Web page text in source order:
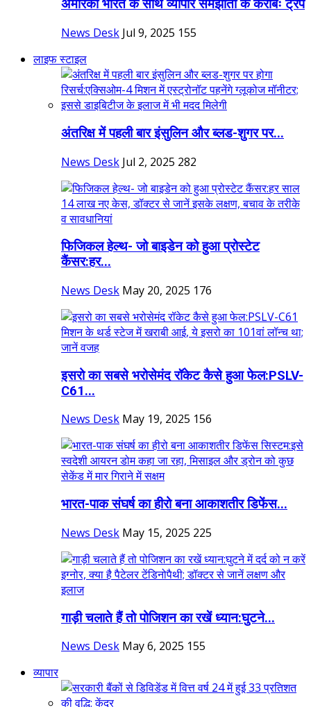
अमेरिका भारत के साथ व्यापार समझौता के करीबः ट्रंप
News Desk Jul 9, 2025 155
लाइफ स्टाइल
अंतरिक्ष में पहली बार इंसुलिन और ब्लड-शुगर पर...
News Desk Jul 2, 2025 282
फिजिकल हेल्थ- जो बाइडेन को हुआ प्रोस्टेट
कैंसर:हर...
News Desk May 20, 2025 176
इसरो का सबसे भरोसेमंद रॉकेट कैसे हुआ फेल:PSLV-
C61...
News Desk May 19, 2025 156
भारत-पाक संघर्ष का हीरो बना ​​​​​​​आकाशतीर डिफेंस...
News Desk May 15, 2025 225
गाड़ी चलाते हैं तो पोजिशन का रखें ध्यान:घुटने...
News Desk May 6, 2025 155
व्यापार